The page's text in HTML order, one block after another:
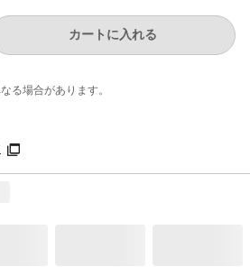
カートに入れる
る​場合が​あります。